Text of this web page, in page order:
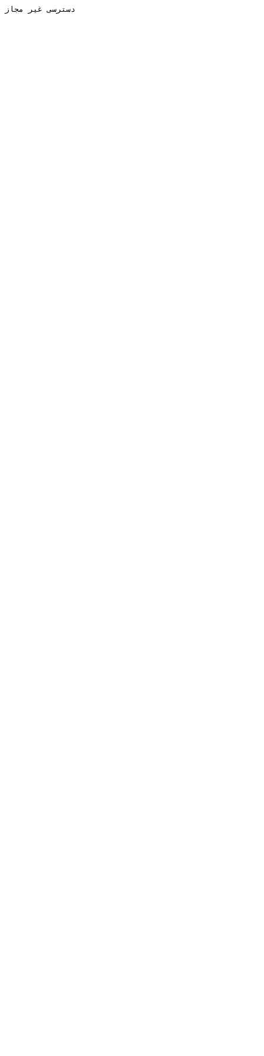
دسترسی غیر مجاز